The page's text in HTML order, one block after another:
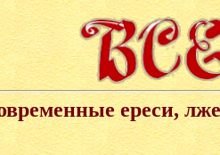
ереси,